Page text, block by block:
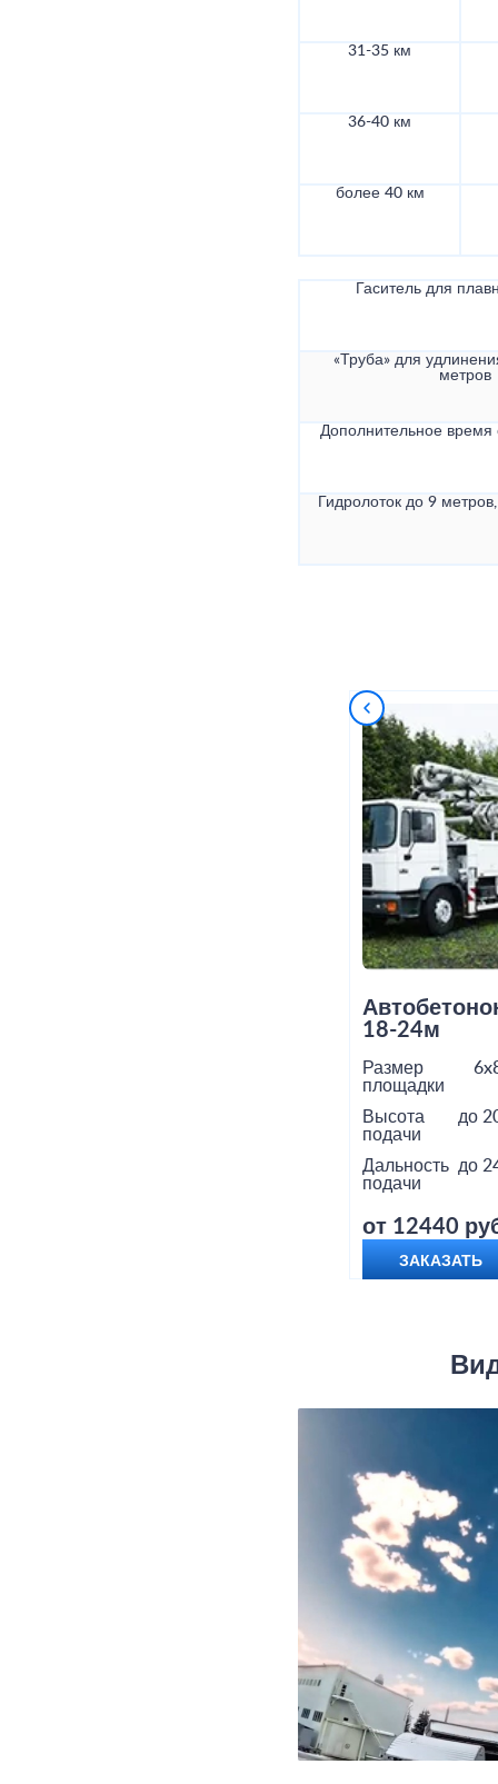
31-35 км
36-40 км
более 40 км
Гаситель для
«Труба» для
метров
Дополнительное
Гидролоток до 9
18-24м
Размер
площадки
Высота
подачи
до
Дальность
подачи
до
от 12440
ЗАКАЗАТЬ